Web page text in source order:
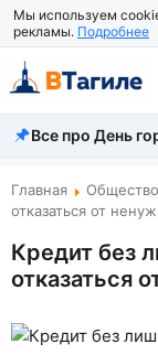
Мы используем
рекламы. Подробнее
Все новости
Происшествия
Власть
Жизнь
Все про День
Главная
отказаться от
Кредит без
отказаться